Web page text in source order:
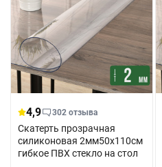
4,9 302 отзыва
Скатерть прозрачная
силиконовая 2мм50x110см
гибкое ПВХ стекло на стол